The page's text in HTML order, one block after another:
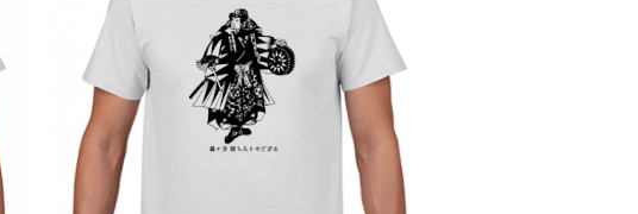
大石内蔵助良雄 江戸 元禄 忠臣蔵 侍 歴史人
物Tシャツ031
¥2,980
SOLD OUT